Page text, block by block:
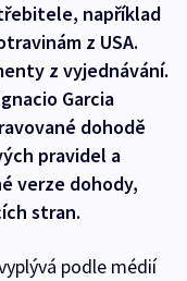
například
z USA.
z vyjednávání.
Garcia
dohodě
pravidel a
verze dohody,
stran.
podle médií